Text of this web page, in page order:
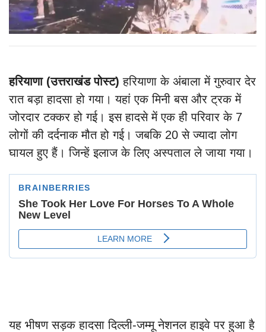
हरियाणा (उत्तराखंड पोस्ट) हरियाणा के अंबाला में गुरुवार देर
रात बड़ा हादसा हो गया। यहां एक मिनी बस और ट्रक में
जोरदार टक्कर हो गई। इस हादसे में एक ही परिवार के 7
लोगों की दर्दनाक मौत हो गई। जबकि 20 से ज्यादा लोग
घायल हुए हैं। जिन्हें इलाज के लिए अस्पताल ले जाया गया।
यह भीषण सड़क हादसा दिल्ली-जम्मू नेशनल हाइवे पर हुआ है